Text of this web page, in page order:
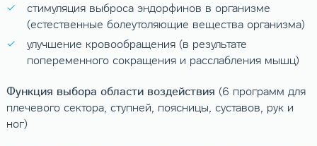
стимуляция выброса эндорфинов в организме
(естественные болеутоляющие вещества организма)
улучшение кровообращения (в результате
попеременного сокращения и расслабления мышц)
Функция выбора области воздействия (6 программ для
плечевого сектора, ступней, поясницы, суставов, рук и
ног)